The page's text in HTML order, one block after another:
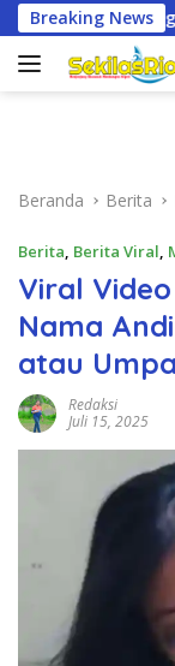
Langsung
ke
konten
Breaking News
Kesiapan Pimpin
Beranda Berita
Berita, Berita Viral,
Viral
Nama
atau
Redaksi
Juli 15, 2025